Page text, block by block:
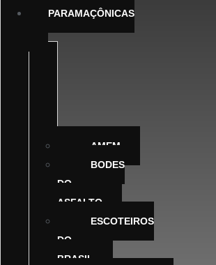
PARAMAÇÔNICAS
JÓ
AMEM
BODES
DO
ASFALTO
ESCOTEIROS
DO
BRASIL